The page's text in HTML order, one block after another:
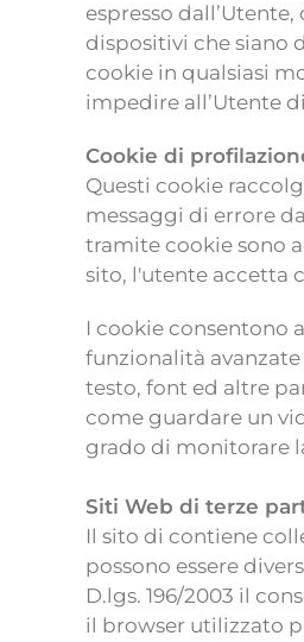
espresso
dispositivi che siano
cookie in qualsiasi
impedire all’Utente
Cookie di
Questi cookie
messaggi di errore
tramite cookie sono
sito, l'utente accetta
I cookie consentono
funzionalità
testo, font ed altre
come guardare un
grado di monitorare
Siti Web di terze
Il sito di contiene
possono essere
D.lgs. 196/2003 il
il browser utilizzato